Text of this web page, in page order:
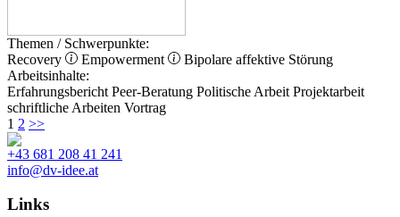
Themen / Schwerpunkte:
Recovery
Empowerment
Bipolare affektive Störung
Arbeitsinhalte:
Erfahrungsbericht Peer-Beratung Politische Arbeit Projektarbeit
schriftliche Arbeiten Vortrag
1 2 >>
+43 681 208 41 241
info@dv-idee.at
Links